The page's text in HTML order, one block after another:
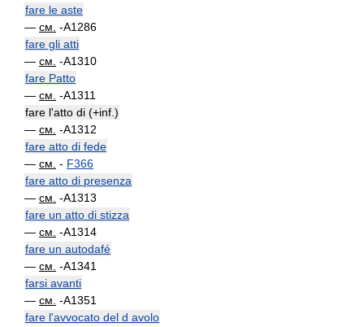
fare le aste
— см. -A1286
fare gli atti
— см. -A1310
fare Patto
— см. -A1311
fare l'atto di (+inf.)
— см. -A1312
fare atto di fede
— см. - F366
fare atto di presenza
— см. -A1313
fare un atto di stizza
— см. -A1314
fare un autodafé
— см. -A1341
farsi avanti
— см. -A1351
fare l'avvocato del d avolo